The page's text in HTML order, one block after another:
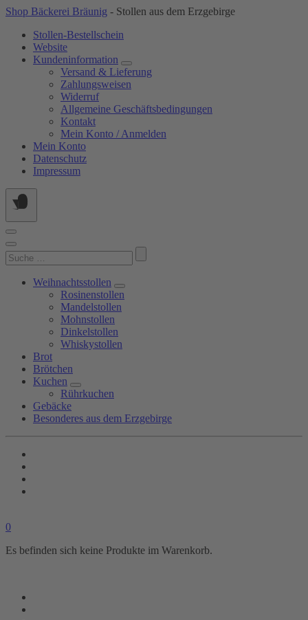
Springe
Inhalt
Shop Bäckerei Bräunig - Stollen aus dem Erzgebirge
Stollen-Bestellschein
Website
Kundeninformation
Versand & Lieferung
Zahlungsweisen
Widerruf
Allgemeine Geschäftsbedingungen
Kontakt
Mein Konto / Anmelden
Mein Konto
Datenschutz
Impressum
Suchen
nach:
Weihnachtsstollen
Rosinenstollen
Mandelstollen
Mohnstollen
Dinkelstollen
Whiskystollen
Brot
Brötchen
Kuchen
Rührkuchen
Gebäcke
Besonderes aus dem Erzgebirge
0
Es befinden sich keine Produkte im Warenkorb.